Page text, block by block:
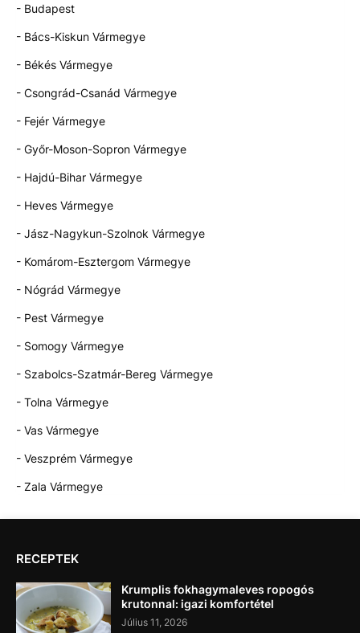
- Budapest
- Bács-Kiskun Vármegye
- Békés Vármegye
- Csongrád-Csanád Vármegye
- Fejér Vármegye
- Győr-Moson-Sopron Vármegye
- Hajdú-Bihar Vármegye
- Heves Vármegye
- Jász-Nagykun-Szolnok Vármegye
- Komárom-Esztergom Vármegye
- Nógrád Vármegye
- Pest Vármegye
- Somogy Vármegye
- Szabolcs-Szatmár-Bereg Vármegye
- Tolna Vármegye
- Vas Vármegye
- Veszprém Vármegye
- Zala Vármegye
RECEPTEK
Krumplis fokhagymaleves ropogós
krutonnal: igazi komfortétel
Július 11, 2026